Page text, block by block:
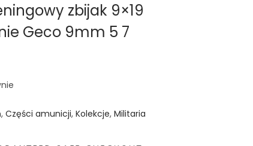
zbijak 9×19
Geco 9mm 5 7
, Części amunicji, Kolekcje, Militaria